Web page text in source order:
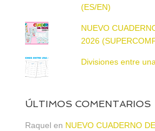
(ES/EN)
NUEVO
2026
Divisiones entre
ÚLTIMOS COMENTARIOS
Raquel en NUEVO CUADERNO